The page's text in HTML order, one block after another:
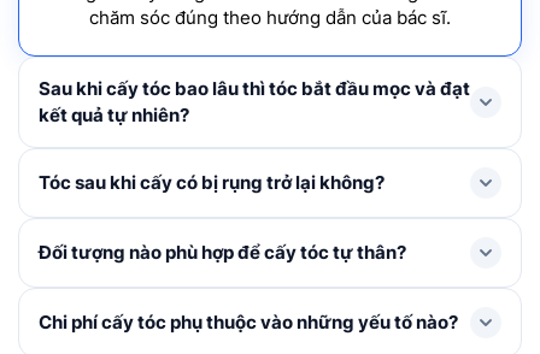
chăm sóc đúng theo hướng dẫn của bác sĩ.
Sau khi cấy tóc bao lâu thì tóc bắt đầu mọc và đạt
kết quả tự nhiên?
Tóc mới thường rụng shock loss trong 1-3 tháng đầu
năm.
Tóc sau khi cấy có bị rụng trở lại không?
Trong 1 – 3 tháng đầu, tóc cấy có thể rụng thay thân
sẽ sinh trưởng và phát triển như tóc tự nhiên không bị
Đối tượng nào phù hợp để cấy tóc tự thân?
Cấy tóc tự thân được chỉ định cho người bị hói đầu, tóc
Chi phí cấy tóc phụ thuộc vào những yếu tố nào?